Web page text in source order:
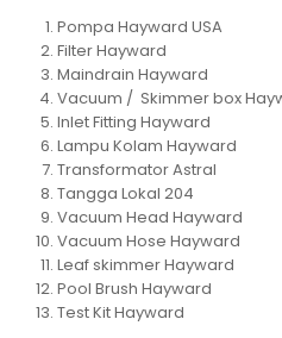
Pompa Hayward USA
Filter Hayward
Maindrain Hayward
Vacuum / Skimmer box
Inlet Fitting Hayward
Lampu Kolam Hayward
Transformator Astral
Tangga Lokal 204
Vacuum Head Hayward
Vacuum Hose Hayward
Leaf skimmer Hayward
Pool Brush Hayward
Test Kit Hayward